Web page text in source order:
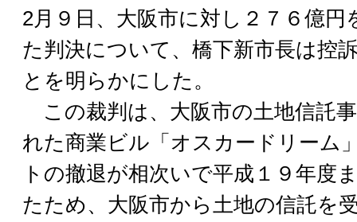
2月９日、大阪市に対し２７６億
た判決について、橋下新市長は控
とを明らかにした。
この裁判は、大阪市の土地信託
れた商業ビル「オスカードリーム
トの撤退が相次いで平成１９年度
たため、大阪市から土地の信託を